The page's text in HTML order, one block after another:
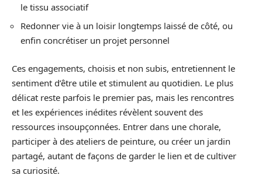
le tissu associatif
Redonner vie à un loisir longtemps laissé de côté, ou
enfin concrétiser un projet personnel
Ces engagements, choisis et non subis, entretiennent le
sentiment d’être utile et stimulent au quotidien. Le plus
délicat reste parfois le premier pas, mais les rencontres
et les expériences inédites révèlent souvent des
ressources insoupçonnées. Entrer dans une chorale,
participer à des ateliers de peinture, ou créer un jardin
partagé, autant de façons de garder le lien et de cultiver
sa curiosité.